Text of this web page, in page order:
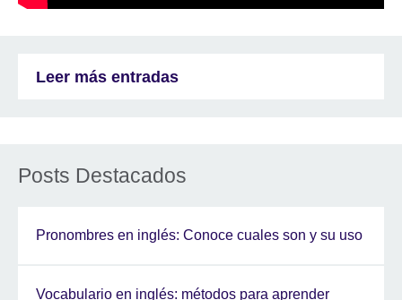
Leer más entradas
Posts Destacados
Pronombres en inglés: Conoce cuales son y su uso
Vocabulario en inglés: métodos para aprender